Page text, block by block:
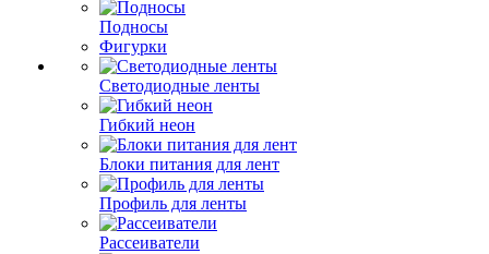
Подносы
Фигурки
Светодиодные ленты
Гибкий неон
Блоки питания для лент
Профиль для ленты
Рассеиватели